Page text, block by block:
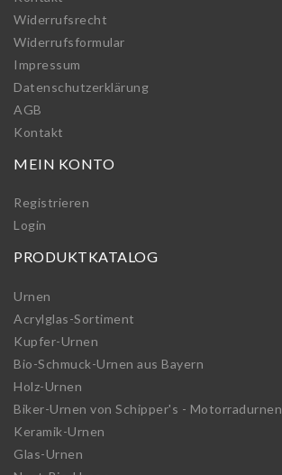
Widerrufs­recht
Widerrufs­formular
Impressum
Daten­schutz­erklärung
AGB
Kontakt
MEIN KONTO
Registrieren
Login
PRODUKTKATALOG
Urnen
Acrylglas-Sortiment
Kupfer-Urnen
Bio-Schmuck-Urnen aus Bayern
Holz-Urnen
Biker-Urnen von Schipper's - Motorradurnen
Keramik-Urnen
Glas-Urnen